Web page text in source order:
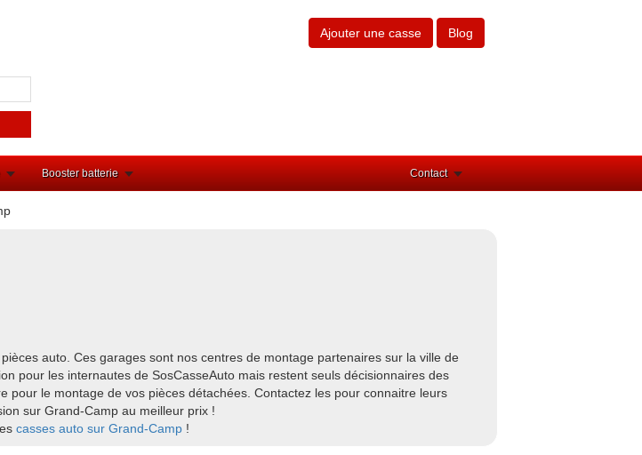
Ajouter une casse Blog
Booster batterie Contact
auto. Ces garages sont nos centres de montage partenaires sur la ville de
pour les internautes de SosCasseAuto mais restent seuls décisionnaires des
le montage de vos pièces détachées. Contactez les pour connaitre leurs
sur Grand-Camp au meilleur prix !
casses auto sur Grand-Camp !